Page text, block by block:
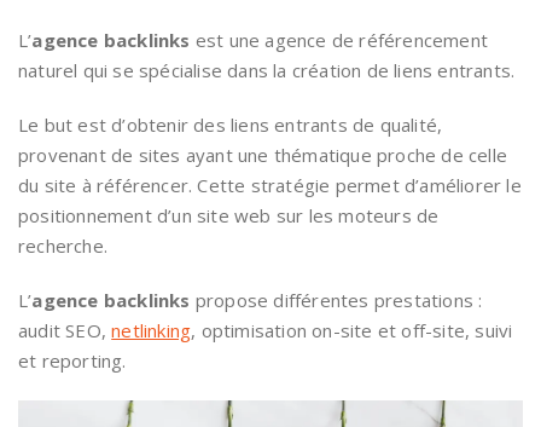
L’agence backlinks est une agence de référencement
naturel qui se spécialise dans la création de liens entrants.
Le but est d’obtenir des liens entrants de qualité,
provenant de sites ayant une thématique proche de celle
du site à référencer. Cette stratégie permet d’améliorer le
positionnement d’un site web sur les moteurs de
recherche.
L’agence backlinks propose différentes prestations :
audit SEO,netlinking, optimisation on-site et off-site, suivi
et reporting.